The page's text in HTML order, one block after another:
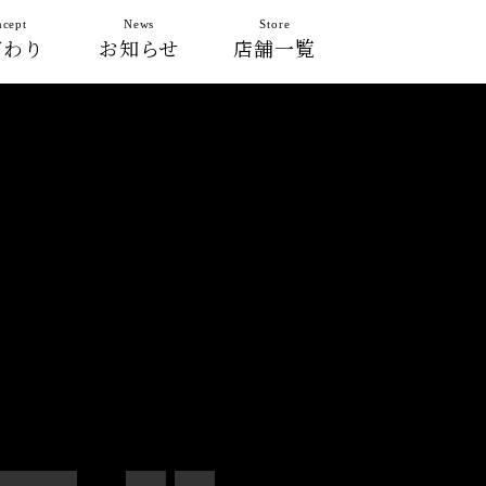
り お知らせ
News
店舗一覧
Store